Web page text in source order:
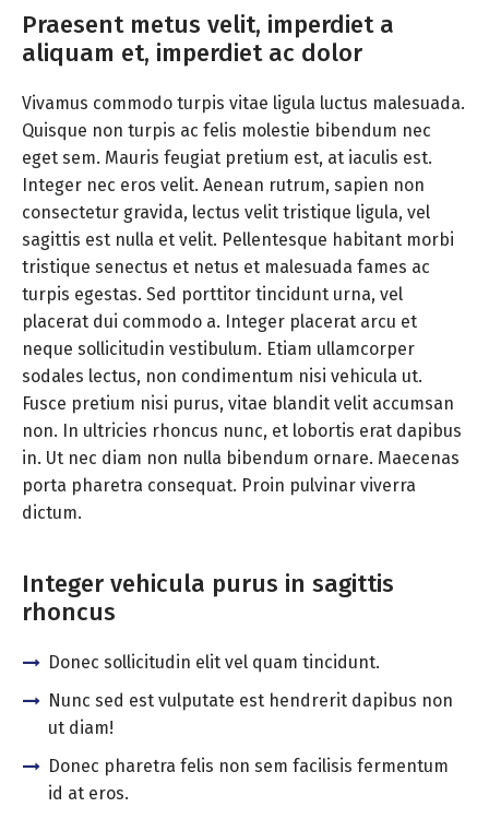
Praesent metus velit, imperdiet a
aliquam et, imperdiet ac dolor
Vivamus commodo turpis vitae ligula luctus malesuada.
Quisque non turpis ac felis molestie bibendum nec
eget sem. Mauris feugiat pretium est, at iaculis est.
Integer nec eros velit. Aenean rutrum, sapien non
consectetur gravida, lectus velit tristique ligula, vel
sagittis est nulla et velit. Pellentesque habitant morbi
tristique senectus et netus et malesuada fames ac
turpis egestas. Sed porttitor tincidunt urna, vel
placerat dui commodo a. Integer placerat arcu et
neque sollicitudin vestibulum. Etiam ullamcorper
sodales lectus, non condimentum nisi vehicula ut.
Fusce pretium nisi purus, vitae blandit velit accumsan
non. In ultricies rhoncus nunc, et lobortis erat dapibus
in. Ut nec diam non nulla bibendum ornare. Maecenas
porta pharetra consequat. Proin pulvinar viverra
dictum.
Integer vehicula purus in sagittis
rhoncus
Donec sollicitudin elit vel quam tincidunt.
Nunc sed est vulputate est hendrerit dapibus non
ut diam!
Donec pharetra felis non sem facilisis fermentum
id at eros.